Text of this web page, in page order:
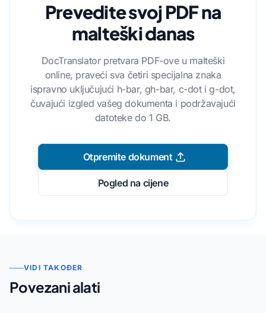
Prevedite svoj PDF na
malteški danas
DocTranslator pretvara PDF-ove u malteški
online, praveći sva četiri specijalna znaka
ispravno uključujući h-bar, gh-bar, c-dot i g-dot,
čuvajući izgled vašeg dokumenta i podržavajući
datoteke do 1 GB.
Otpremite dokument
Pogled na cijene
VIDI TAKOĐER
Povezani alati